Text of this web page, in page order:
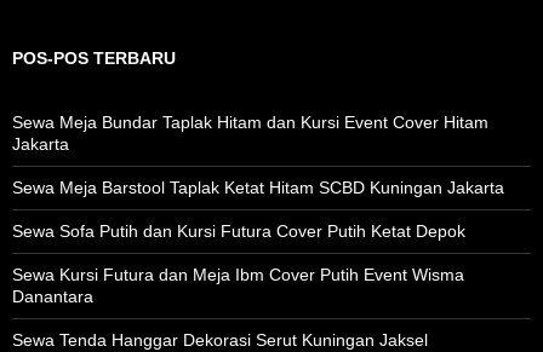
POS-POS TERBARU
Sewa Meja Bundar Taplak Hitam dan Kursi Event Cover Hitam
Jakarta
Sewa Meja Barstool Taplak Ketat Hitam SCBD Kuningan Jakarta
Sewa Sofa Putih dan Kursi Futura Cover Putih Ketat Depok
Sewa Kursi Futura dan Meja Ibm Cover Putih Event Wisma
Danantara
Sewa Tenda Hanggar Dekorasi Serut Kuningan Jaksel